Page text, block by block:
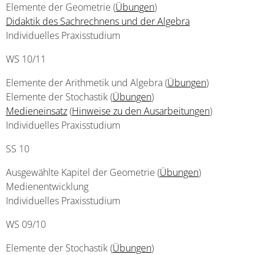
Elemente der Geometrie (Übungen)
Didaktik des Sachrechnens und der Algebra
Individuelles Praxisstudium
WS 10/11
Elemente der Arithmetik und Algebra (Übungen)
Elemente der Stochastik (Übungen)
Medieneinsatz(Hinweise zu den Ausarbeitungen)
Individuelles Praxisstudium
SS 10
Ausgewählte Kapitel der Geometrie (Übungen)
Medienentwicklung
Individuelles Praxisstudium
WS 09/10
Elemente der Stochastik (Übungen)